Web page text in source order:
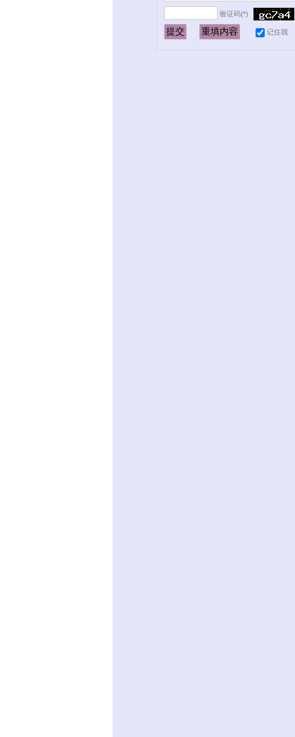
验证码(*)
记住我